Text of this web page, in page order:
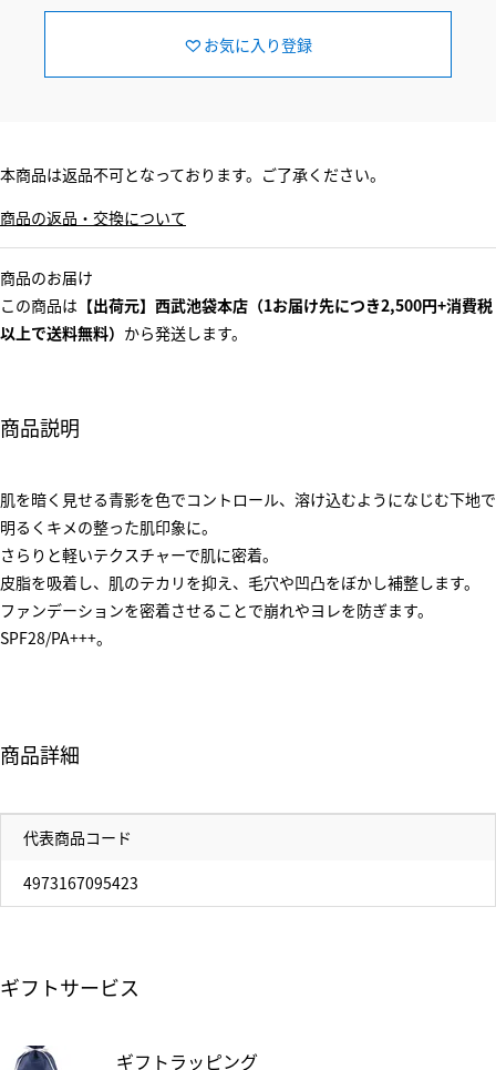
お気に入り登録
本商品は返品不可となっております。ご了承ください。
商品の返品・交換について
商品のお届け
この商品は 【出荷元】西武池袋本店（1お届け先につき2,500円+消費税
以上で送料無料） から発送します。
商品説明
肌を暗く見せる青影を色でコントロール、溶け込むようになじむ下地で
明るくキメの整った肌印象に。
さらりと軽いテクスチャーで肌に密着。
皮脂を吸着し、肌のテカリを抑え、毛穴や凹凸をぼかし補整します。
ファンデーションを密着させることで崩れやヨレを防ぎます。
SPF28/PA+++。
商品詳細
代表商品コード
4973167095423
ギフトサービス
ギフトラッピング